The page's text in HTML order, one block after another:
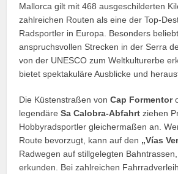
Mallorca gilt mit 468 ausgeschilderten
zahlreichen Routen als eine der Top-
Radsportler in Europa. Besonders
anspruchsvollen Strecken in der Serra
von der UNESCO zum Weltkulturerbe
bietet spektakuläre Ausblicke und
Die Küstenstraßen vonCap Formentor
legendäreSa Calobra-Abfahrtziehen
Hobbyradsportler gleichermaßen an.
Route bevorzugt, kann auf den „Vías
Radwegen auf stillgelegten
erkunden. Bei zahlreichen